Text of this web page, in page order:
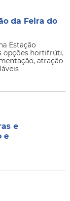
da Feira do
Estação
opções hortifrúti,
atração
e
e